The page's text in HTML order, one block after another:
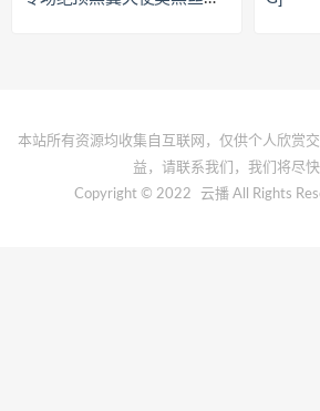
本站所有资源均收集自互联网，仅供个人欣赏
益，请联系我们，我们将尽快
Copyright © 2022
云播 All Rights